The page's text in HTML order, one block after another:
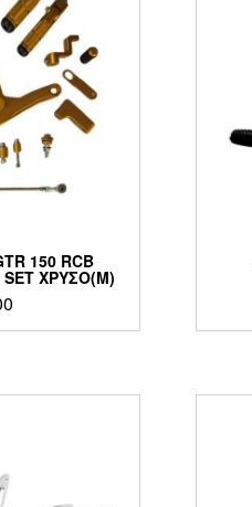
150 RCB
SET ΧΡΥΣΟ(M)